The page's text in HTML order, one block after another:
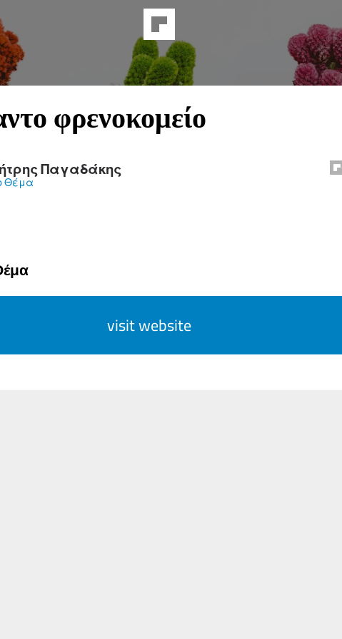
φρενοκομείο
Παγαδάκης
Θέμα
visit website